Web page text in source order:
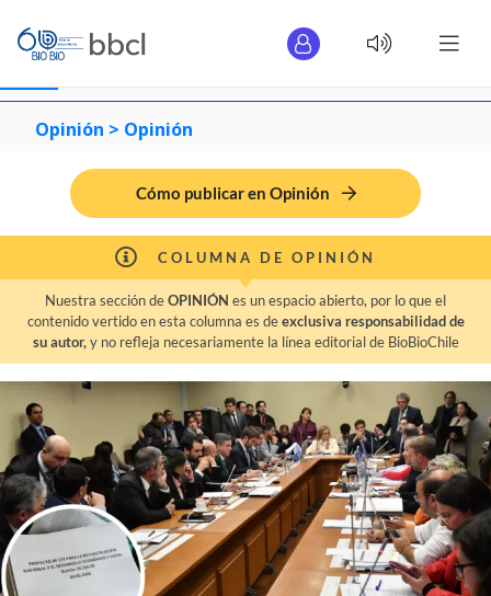
Opinión > Opinión
Cómo publicar en Opinión
COLUMNA DE OPINIÓN
Nuestra sección deOPINIÓN es un espacio abierto, por lo que el
contenido vertido en esta columna es deexclusiva responsabilidad de
su autor,y no refleja necesariamente la línea editorial de BioBioChile